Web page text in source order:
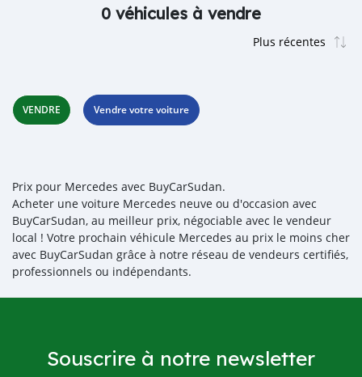
0 véhicules à vendre
VENDRE Vendre votre voiture
Prix pour Mercedes avec BuyCarSudan.
Acheter une voiture Mercedes neuve ou d'occasion avec
BuyCarSudan, au meilleur prix, négociable avec le vendeur
local ! Votre prochain véhicule Mercedes au prix le moins cher
avec BuyCarSudan grâce à notre réseau de vendeurs certifiés,
professionnels ou indépendants.
Souscrire à notre newsletter